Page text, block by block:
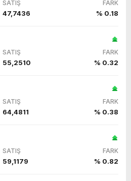
SATIŞ FARK
47,7436 % 0.18
SATIŞ FARK
55,2510 % 0.32
SATIŞ FARK
64,4811 % 0.38
SATIŞ FARK
59,1179 % 0.82